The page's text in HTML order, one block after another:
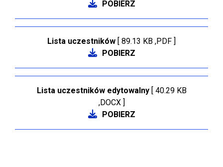
POBIERZ
Lista uczestników [ 89.13 KB ,PDF ]
POBIERZ
Lista uczestników edytowalny[ 40.29 KB
,DOCX ]
POBIERZ